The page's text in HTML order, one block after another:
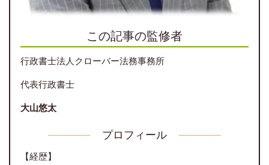
この記事の監修者
行政書士法人クローバー法務事務所
代表行政書士
大山悠太
プロフィール
【経歴】